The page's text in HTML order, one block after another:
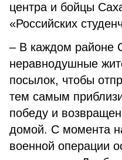
центра и бойцы
«Российских
– В каждом районе
неравнодушные
посылок, чтобы
тем самым
победу и
домой. С момента
военной операции